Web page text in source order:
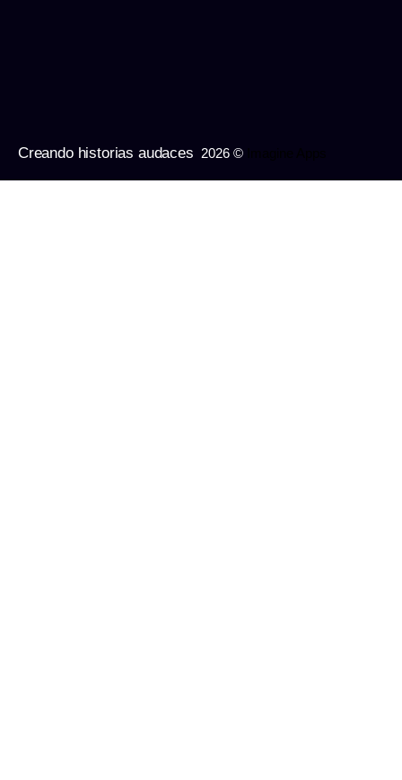
Creando historias audaces 2026 ©